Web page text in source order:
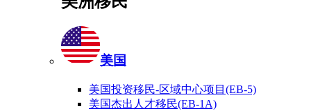
美国
美国投资移民-区域中心项目(EB-5)
美国杰出人才移民(EB-1A)